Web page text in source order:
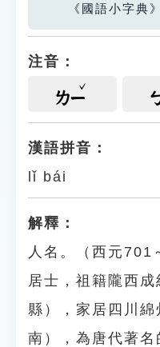
教學應用
貓頭鷹博士
《國語小字典
注音：
ㄌㄧ
漢語拼音：
lǐ bái
解釋：
人名。（西元701
居士，祖籍隴西
縣），家居四川
南），為唐代著